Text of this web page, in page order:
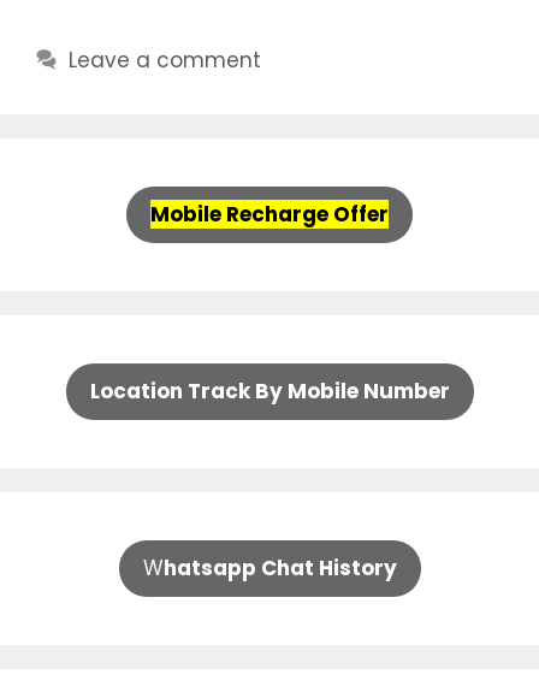
Leave a comment
Mobile Recharge Offer
Location Track By Mobile Number
Whatsapp Chat History